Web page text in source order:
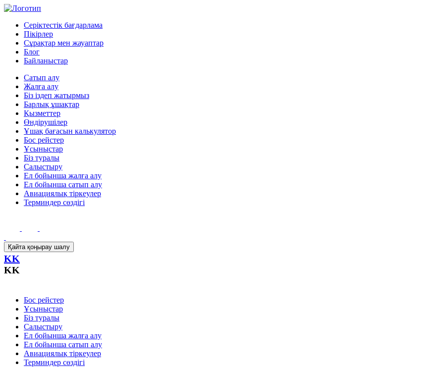
Серіктестік бағдарлама
Пікірлер
Сұрақтар мен жауаптар
Блог
Байланыстар
Сатып алу
Жалға алу
Біз іздеп жатырмыз
Барлық ұшақтар
Қызметтер
Өндірушілер
Ұшақ бағасын калькулятор
Бос рейстер
Ұсыныстар
Біз туралы
Салыстыру
Ел бойынша жалға алу
Ел бойынша сатып алу
Авиациялық тіркеулер
Терминдер сөздігі
Қайта қоңырау шалу
KK
KK
Бос рейстер
Ұсыныстар
Біз туралы
Салыстыру
Ел бойынша жалға алу
Ел бойынша сатып алу
Авиациялық тіркеулер
Терминдер сөздігі